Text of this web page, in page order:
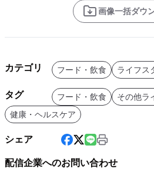
画像一括ダウ
カテゴリ フード・飲食 ライフス
タグ フード・飲食
その他ラ
健康・ヘルスケア
シェア
配信企業へのお問い合わせ